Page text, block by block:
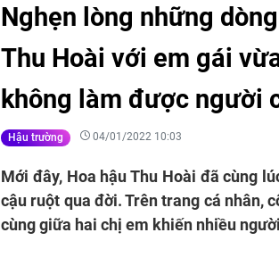
Nghẹn lòng những
Thu Hoài với em gái
không làm được người
Hậu trường 04/01/2022 10:03
Mới đây, Hoa hậu Thu Hoài đã cùng
cậu ruột qua đời. Trên trang cá nhân,
cùng giữa hai chị em khiến nhiều